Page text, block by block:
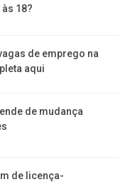
18?
de emprego na
aqui
de mudança
de licença-